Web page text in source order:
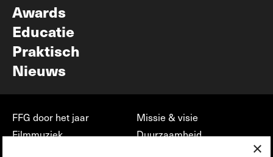
Awards
Educatie
Praktisch
Nieuws
FFG door het jaar
Filmmuziek
Missie & visie
Duurzaamheid
×